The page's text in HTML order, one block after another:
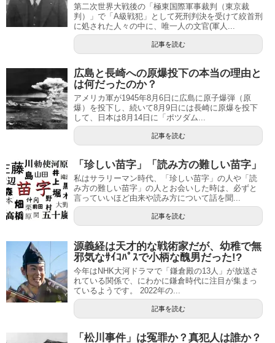
第二次世界大戦後の「極東国際軍事裁判（東京裁
判）」で「A級戦犯」として死刑判決を受けて絞首刑
に処された人々の中に、唯一人の文官(軍人...
記事を読む
広島と長崎への原爆投下の本当の理由と
は何だったのか？
アメリカ軍が1945年8月6日に広島に原子爆弾（原
爆）を投下し、続いて8月9日には長崎に原爆を投下
して、日本は8月14日に「ポツダム...
記事を読む
「珍しい苗字」「読み方の難しい苗字」
私はサラリーマン時代、「珍しい苗字」の人や「読
み方の難しい苗字」の人とお会いした時は、必ずと
言っていいほど由来や読み方について話を聞...
記事を読む
源義経は天才的な戦術家だが、幼稚で無
邪気なｻｲｺﾊﾟｽで小柄な醜男だった!?
今年はNHK大河ドラマで「鎌倉殿の13人」が放送さ
れている関係で、にわかに鎌倉時代に注目が集まっ
ているようです。 2022年の...
記事を読む
「松川事件」は冤罪か？真犯人は誰か？